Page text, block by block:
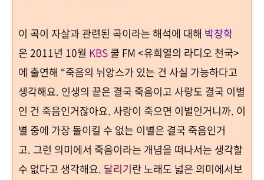
이 곡이 자살과 관련된 곡이라는 해석에 대해 박창학
은2011년 10월 KBS쿨 FM <유희열의 라디오 천국>
에 출연해 “죽음의 뉘앙스가 있는 건 사실 가능하다고
생각해요. 인생의 끝은 결국 죽음이고 사랑도 결국 이별
인 건 죽음인거잖아요. 사랑이 죽으면 이별인거니까. 이
별 중에 가장 돌이킬 수 없는 이별은 결국 죽음인거
고. 그런 의미에서 죽음이라는 개념을 떠나서는 생각할
수 없다고 생각해요. 달리기란 노래도 넓은 의미에서보